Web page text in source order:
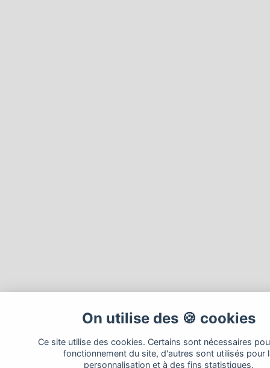
On utilise des 🍪 cookies
Ce site utilise des cookies. Certains sont nécessaires
fonctionnement du site, d'autres sont utilisés pour
personnalisation et à des fins statistiques.